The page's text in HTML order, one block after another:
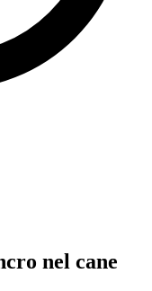
nel cane